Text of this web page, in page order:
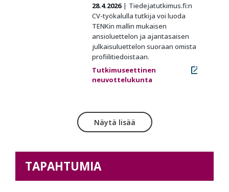
28.4.2026
Tiedejatutkimus.fi:n
CV-työkalulla tutkija voi luoda
TENKin mallin mukaisen
ansioluettelon ja ajantasaisen
julkaisuluettelon suoraan omista
profiilitiedoistaan.
Tutkimuseettinen
neuvottelukunta
Näytä lisää
TAPAHTUMIA